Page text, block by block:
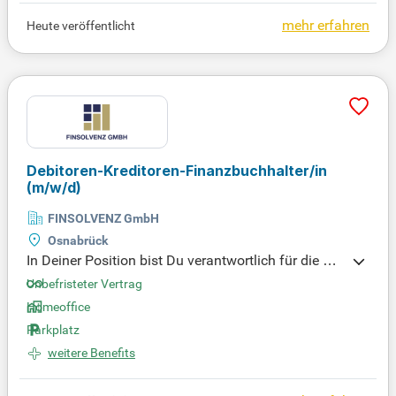
mehr erfahren
Heute veröffentlicht
Debitoren-Kreditoren-Finanzbuchhalter/in
(m/w/d)
FINSOLVENZ GmbH
Osnabrück
In Deiner Position bist Du verantwortlich für die Kre
ditoren- und Debitorenbuchhaltung sowie die Bank
buchhaltung. Zudem bearbeitest Du OP-Listen und
kommunizierst direkt mit unseren Kunden. Deine b
elegbare Expertise hilft Dir, Jahresabschlüsse zu er
stellen und betriebswirtschaftliche Auswertungen
Unbefristeter Vertrag
Homeoffice
Parkplatz
weitere Benefits